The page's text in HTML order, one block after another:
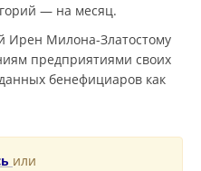
— на месяц.
Ирен Милона-Златостому
предприятиями своих
бенефициаров как
или